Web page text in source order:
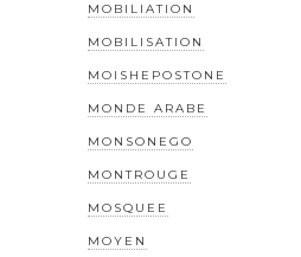
MOBILIATION
MOBILISATION
MOISHEPOSTONE
MONDE ARABE
MONSONEGO
MONTROUGE
MOSQUEE
MOYEN